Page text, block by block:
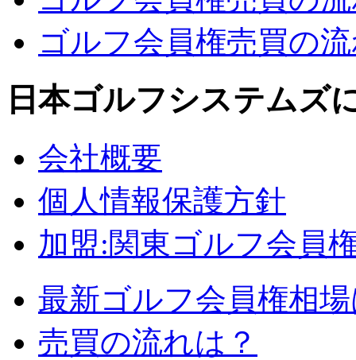
ゴルフ会員権売買の
日本ゴルフシステムズ
会社概要
個人情報保護方針
加盟:関東ゴルフ会員
最新ゴルフ会員権相
売買の流れは？